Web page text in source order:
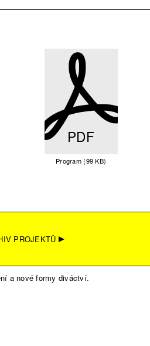
PDF
Program (99 KB)
PROJEKTŮ
a nové formy diváctví.